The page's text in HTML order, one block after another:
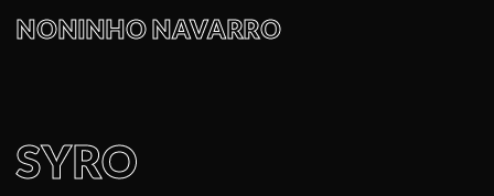
NONINHO NAVARRO
SYRO